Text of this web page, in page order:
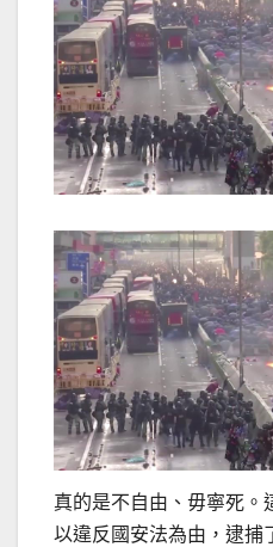
真的是不自由、毋寧死。
以違反國安法為由，逮捕